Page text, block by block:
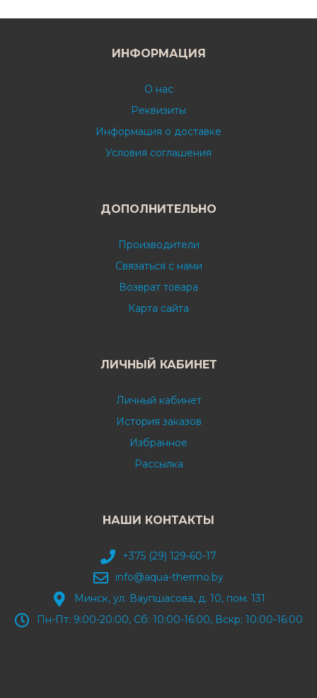
ИНФОРМАЦИЯ
О нас
Реквизиты
Информация о доставке
Условия соглашения
ДОПОЛНИТЕЛЬНО
Производители
Связаться с нами
Возврат товара
Карта сайта
ЛИЧНЫЙ КАБИНЕТ
Личный кабинет
История заказов
Избранное
Рассылка
НАШИ КОНТАКТЫ
+375 (29) 129-60-17
info@aqua-thermo.by
Минск, ул. Ваупшасова, д. 10, пом. 131
Пн-Пт: 9:00-20:00, Сб: 10:00-16:00, Вскр: 10:00-16:00